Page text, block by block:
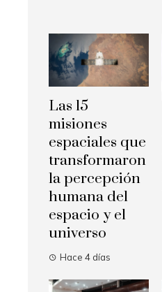
Las 15
misiones
espaciales que
transformaron
la percepción
humana del
espacio y el
universo
Hace 4 días